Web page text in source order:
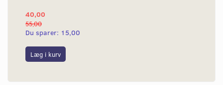
40,00
55,00
Du sparer: 15,00
Læg i kurv